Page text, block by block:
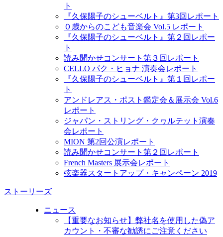
ト
『久保陽子のシューベルト』第3回レポート
０歳からのこども音楽会 Vol.5 レポート
『久保陽子のシューベルト』第２回レポー
ト
読み聞かせコンサート第３回レポート
CELLO パク・ヒョナ 演奏会レポート
『久保陽子のシューベルト』第１回レポー
ト
アンドレアス・ポスト鑑定会＆展示会 Vol.6
レポート
ジャパン・ストリング・クヮルテット演奏
会レポート
MION 第2回公演レポート
読み聞かせコンサート第２回レポート
French Masters 展示会レポート
弦楽器スタートアップ・キャンペーン 2019
ストーリーズ
ニュース
【重要なお知らせ】弊社名を使用した偽ア
カウント・不審な勧誘にご注意ください